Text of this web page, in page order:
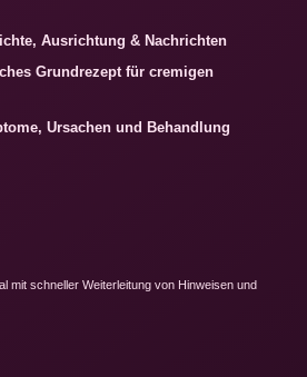
Ausrichtung & Nachrichten
Grundrezept für cremigen
Ursachen und Behandlung
mit schneller Weiterleitung von Hinweisen und